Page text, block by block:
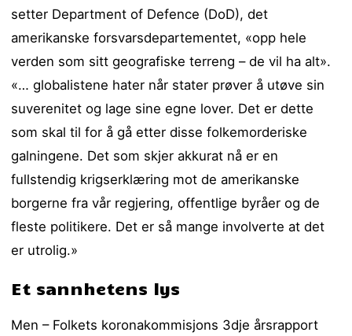
setter Department of Defence (DoD), det
amerikanske forsvarsdepartementet, «opp hele
verden som sitt geografiske terreng – de vil ha alt».
«… globalistene hater når stater prøver å utøve sin
suverenitet og lage sine egne lover. Det er dette
som skal til for å gå etter disse folkemorderiske
galningene. Det som skjer akkurat nå er en
fullstendig krigserklæring mot de amerikanske
borgerne fra vår regjering, offentlige byråer og de
fleste politikere. Det er så mange involverte at det
er utrolig.»
Et sannhetens lys
Men – Folkets koronakommisjons 3dje årsrapport